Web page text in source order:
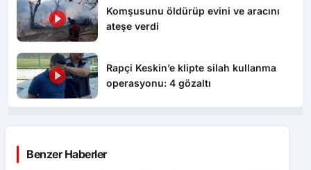
Komşusunu öldürüp evini ve aracını
ateşe verdi
Rapçi Keskin’e klipte silah kullanma
operasyonu: 4 gözaltı
Benzer Haberler